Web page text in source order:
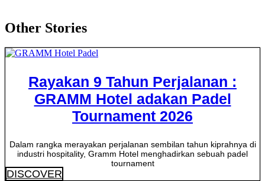
Other Stories
Rayakan 9 Tahun Perjalanan :
GRAMM Hotel adakan Padel
Tournament 2026
Dalam rangka merayakan perjalanan sembilan tahun kiprahnya di
industri hospitality, Gramm Hotel menghadirkan sebuah padel
tournament
DISCOVER